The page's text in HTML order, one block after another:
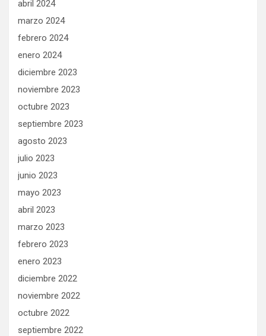
abril 2024
marzo 2024
febrero 2024
enero 2024
diciembre 2023
noviembre 2023
octubre 2023
septiembre 2023
agosto 2023
julio 2023
junio 2023
mayo 2023
abril 2023
marzo 2023
febrero 2023
enero 2023
diciembre 2022
noviembre 2022
octubre 2022
septiembre 2022